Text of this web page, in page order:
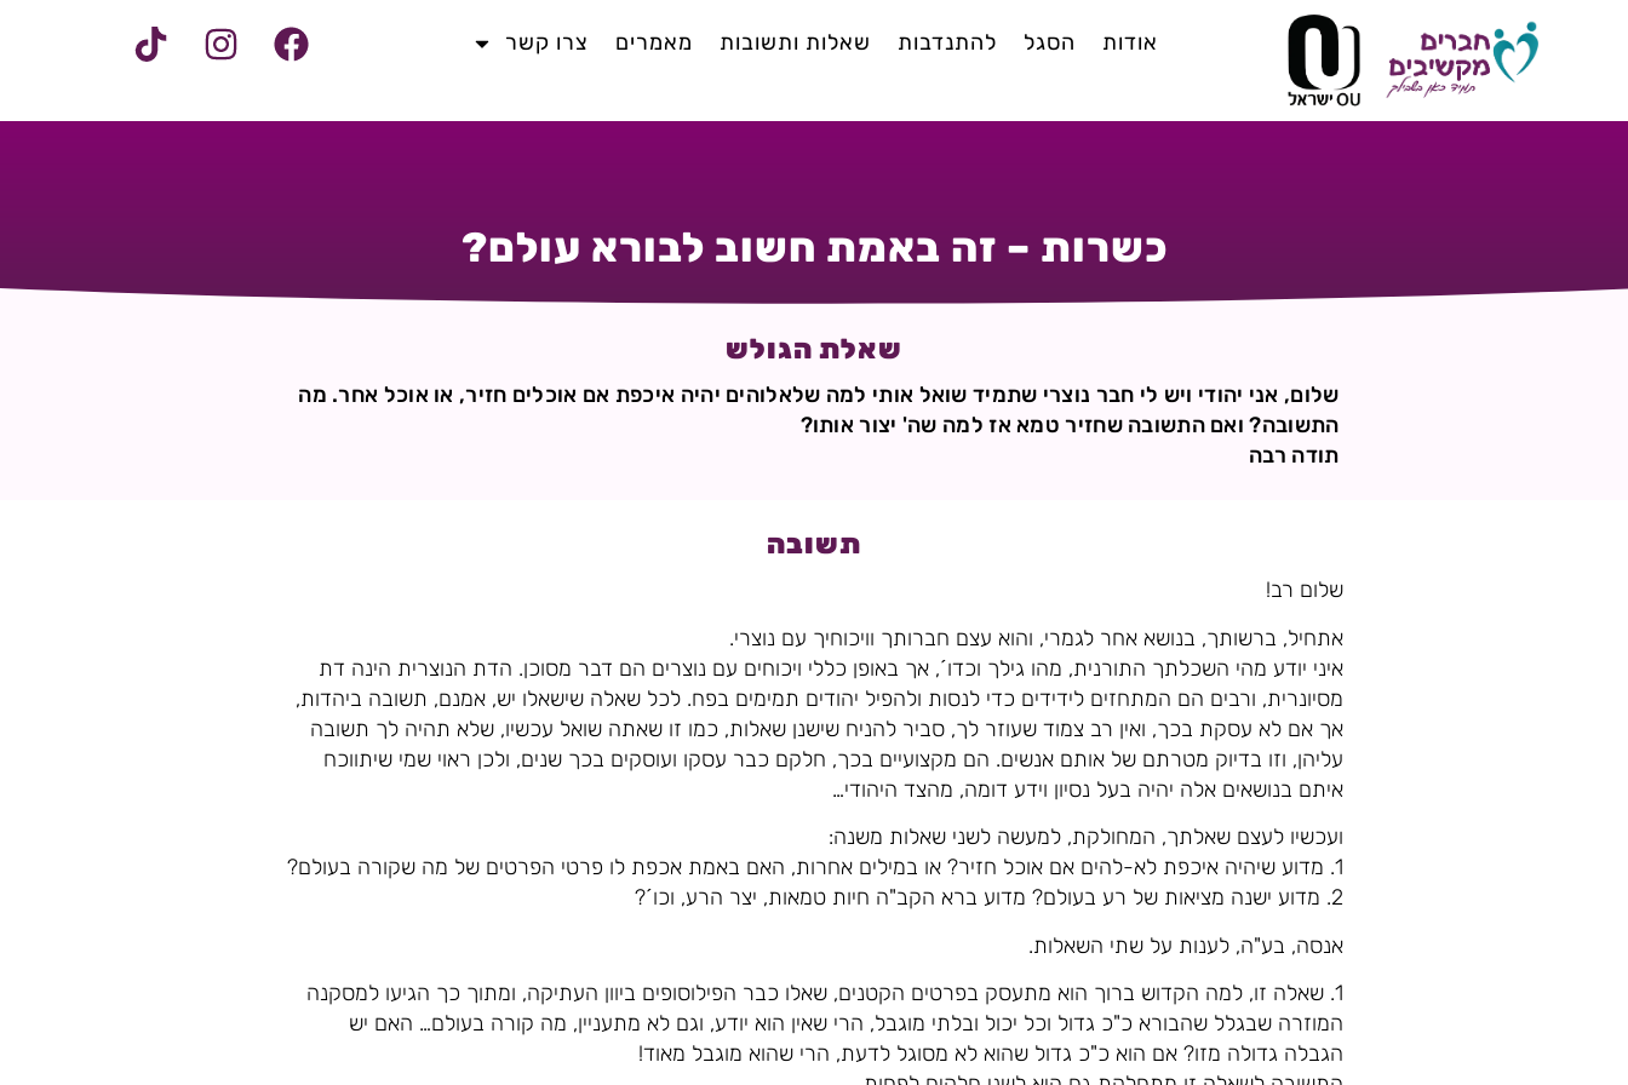
אודות הסגל להתנדבות שאלות ותשובות מאמרים צרו קשר
כשרות – זה באמת חשוב לבורא עולם?
שאלת הגולש
שלום, אני יהודי ויש לי חבר נוצרי שתמיד שואל אותי למה שלאלוהים יהיה איכפת אם אוכלים חזיר, או אוכל אחר. מה
התשובה? ואם התשובה שחזיר טמא אז למה שה' יצור אותו?
תודה רבה
תשובה
שלום רב!
אתחיל, ברשותך, בנושא אחר לגמרי, והוא עצם חברותך וויכוחיך עם נוצרי.
איני יודע מהי השכלתך התורנית, מהו גילך וכדו´, אך באופן כללי ויכוחים עם נוצרים הם דבר מסוכן. הדת הנוצרית הינה דת
מסיונרית, ורבים הם המתחזים לידידים כדי לנסות ולהפיל יהודים תמימים בפח. לכל שאלה שישאלו יש, אמנם, תשובה ביהדות,
אך אם לא עסקת בכך, ואין רב צמוד שעוזר לך, סביר להניח שישנן שאלות, כמו זו שאתה שואל עכשיו, שלא תהיה לך תשובה
עליהן, וזו בדיוק מטרתם של אותם אנשים. הם מקצועיים בכך, חלקם כבר עסקו ועוסקים בכך שנים, ולכן ראוי שמי שיתווכח
איתם בנושאים אלה יהיה בעל נסיון וידע דומה, מהצד היהודי…
ועכשיו לעצם שאלתך, המחולקת, למעשה לשני שאלות משנה:
1. מדוע שיהיה איכפת לא-להים אם אוכל חזיר? או במילים אחרות, האם באמת אכפת לו פרטי הפרטים של מה שקורה בעולם?
2. מדוע ישנה מציאות של רע בעולם? מדוע ברא הקב"ה חיות טמאות, יצר הרע, וכו´?
אנסה, בע"ה, לענות על שתי השאלות.
1. שאלה זו, למה הקדוש ברוך הוא מתעסק בפרטים הקטנים, שאלו כבר הפילוסופים ביוון העתיקה, ומתוך כך הגיעו למסקנה
המוזרה שבגלל שהבורא כ"כ גדול וכל יכול ובלתי מוגבל, הרי שאין הוא יודע, וגם לא מתעניין, מה קורה בעולם… האם יש
הגבלה גדולה מזו? אם הוא כ"כ גדול שהוא לא מסוגל לדעת, הרי שהוא מוגבל מאוד!